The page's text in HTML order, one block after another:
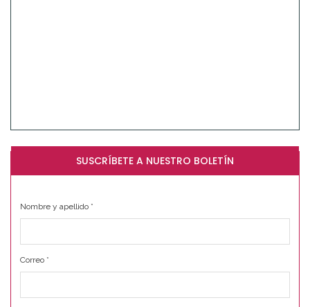
SUSCRÍBETE A NUESTRO BOLETÍN
Nombre y apellido *
Correo *